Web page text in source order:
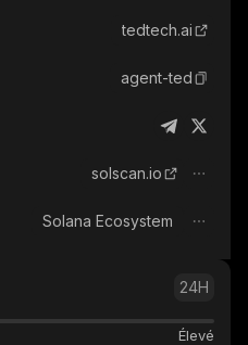
tedtech.ai
agent-ted
solscan.io
Solana Ecosystem
24H
Élevé